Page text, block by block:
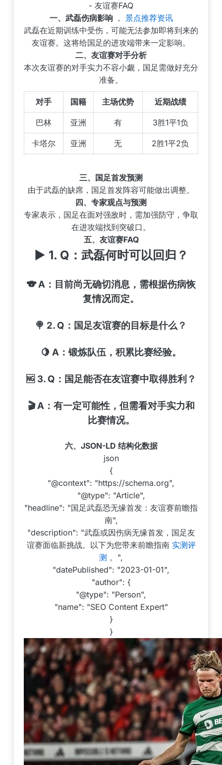
- 友谊赛FAQ
一、武磊伤病影响 ， 景点推荐资讯
武磊在近期训练中受伤，可能无法参加即将到来的
友谊赛。这将给国足的进攻端带来一定影响。
二、友谊赛对手分析
本次友谊赛的对手实力不容小觑，国足需做好充分
准备。
对手 国籍 主场优势 近期战绩
巴林 亚洲 有 3胜1平1负
卡塔尔 亚洲 无 2胜1平2负
三、国足首发预测
由于武磊的缺席，国足首发阵容可能做出调整。
四、专家观点与预测
专家表示，国足在面对强敌时，需加强防守，争取
在进攻端找到突破口。
五、友谊赛FAQ
▶️ 1. Q：武磊何时可以回归？
🐨A：目前尚无确切消息，需根据伤病恢
复情况而定。
🍭 2. Q：国足友谊赛的目标是什么？
🍋 A：锻炼队伍，积累比赛经验。
🆖 3. Q：国足能否在友谊赛中取得胜利？
🎬A：有一定可能性，但需看对手实力和
比赛情况。
六、JSON-LD 结构化数据
json
{
"@context": "https://schema.org",
"@type": "Article",
"headline": "国足武磊恐无缘首发：友谊赛前瞻指
南",
"description": "武磊或因伤病无缘首发，国足友
谊赛面临新挑战。以下为您带来前瞻指南 实测评
测 。",
"datePublished": "2023-01-01",
"author": {
"@type": "Person",
"name": "SEO Content Expert"
}
}